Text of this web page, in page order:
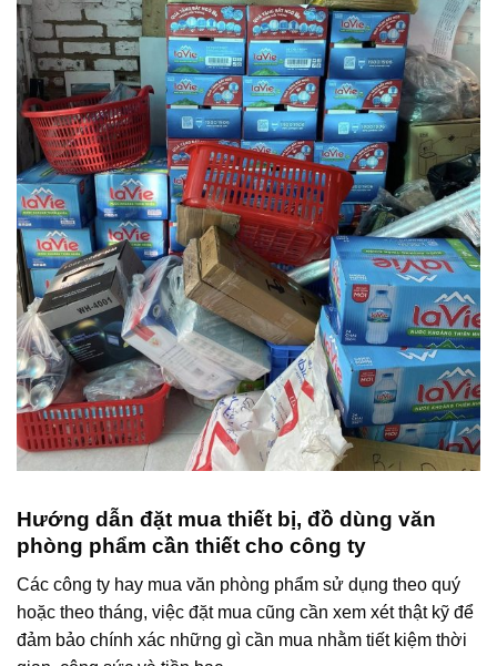
Hướng dẫn đặt mua thiết bị, đồ dùng văn
phòng phẩm cần thiết cho công ty
Các công ty hay mua văn phòng phẩm sử dụng theo quý
hoặc theo tháng, việc đặt mua cũng cần xem xét thật kỹ để
đảm bảo chính xác những gì cần mua nhằm tiết kiệm thời